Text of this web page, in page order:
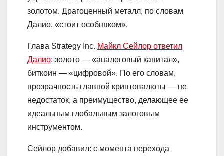
золотом. Драгоценный металл, по словам
Далио, «стоит особняком».
Глава Strategy Inc. Майкл Сейлор ответил
Далио: золото — «аналоговый капитал»,
биткоин — «цифровой». По его словам,
прозрачность главной криптовалюты — не
недостаток, а преимущество, делающее ее
идеальным глобальным залоговым
инструментом.
Сейлор добавил: с момента перехода